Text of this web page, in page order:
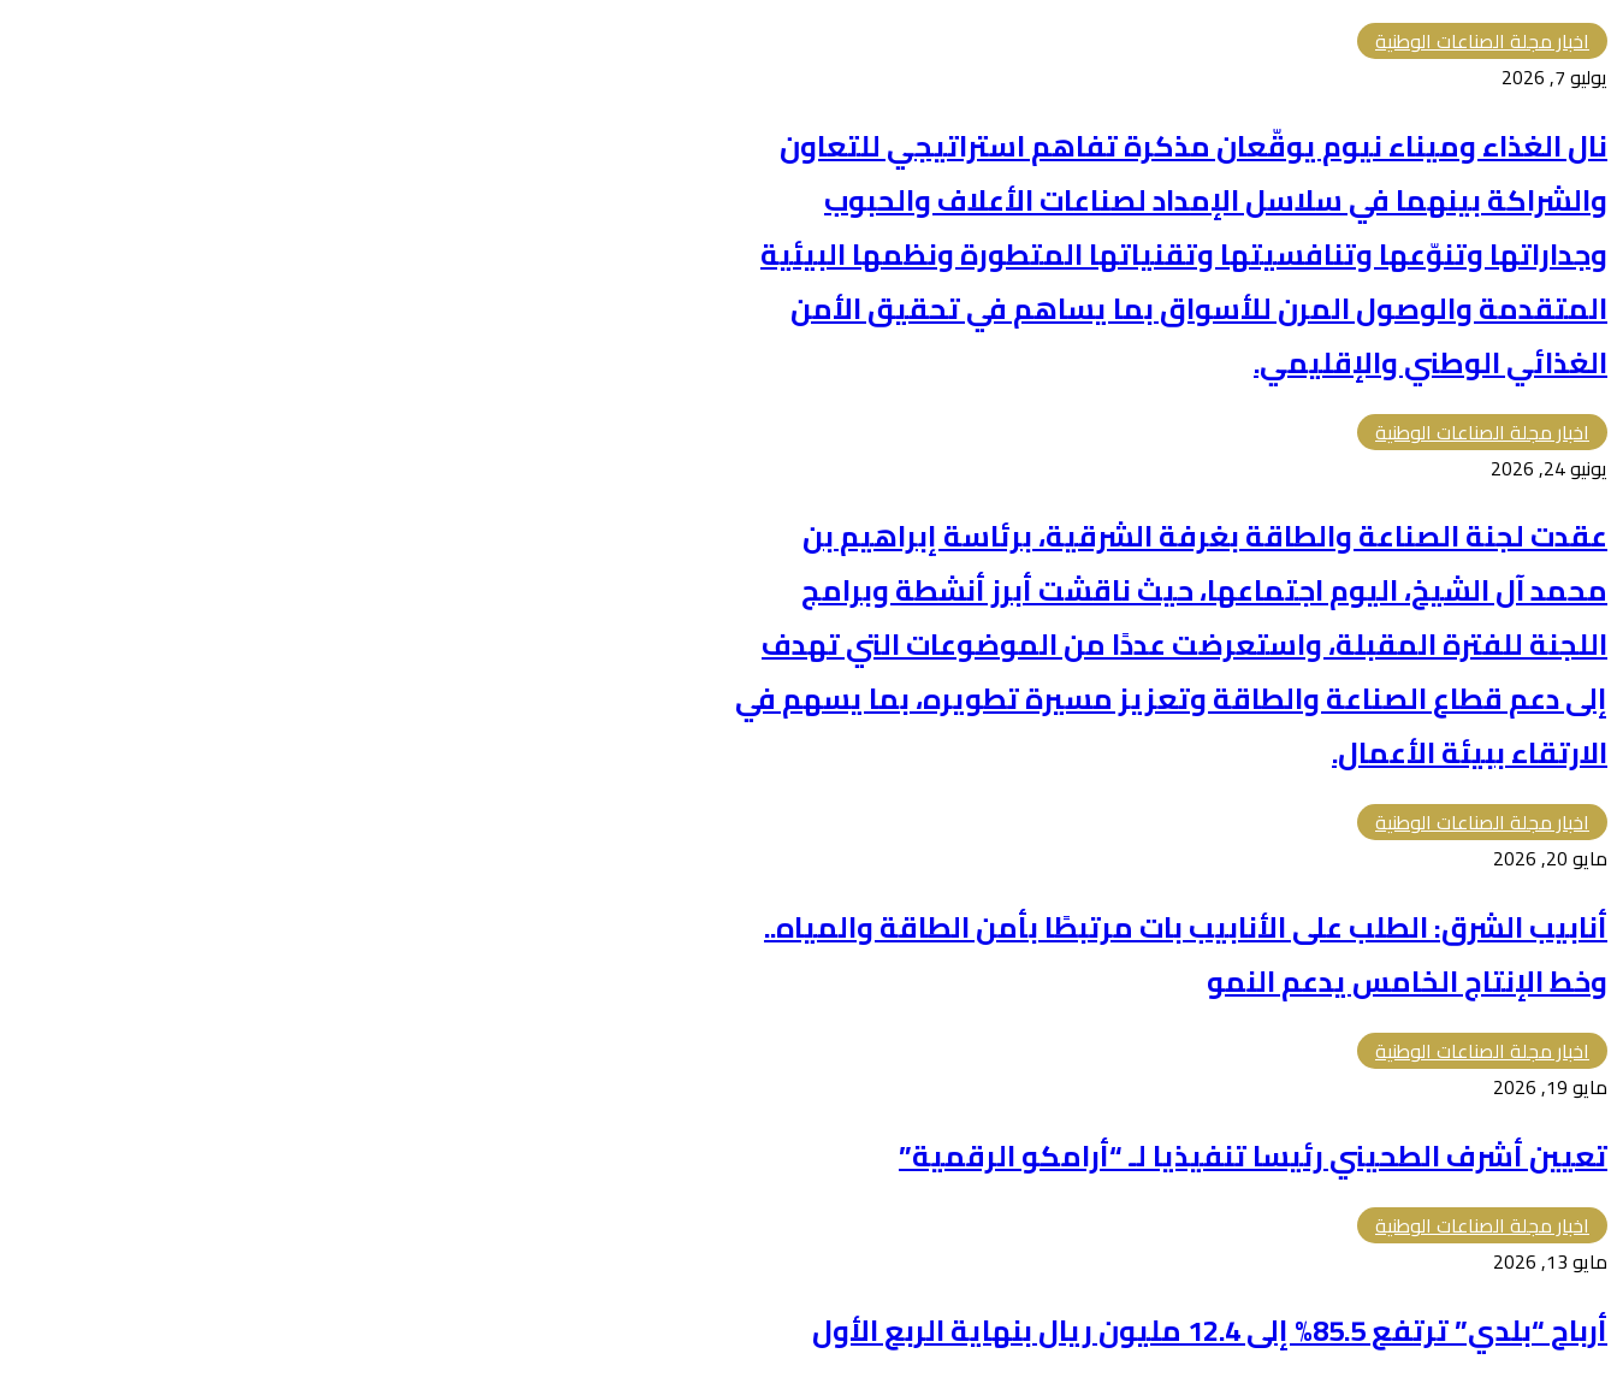
اخبار مجلة الصناعات الوطنية
يوليو 7, 2026
نال الغذاء وميناء نيوم يوقّعان مذكرة تفاهم استراتيجي للتعاون
والشراكة بينهما في سلاسل الإمداد لصناعات الأعلاف والحبوب
وجداراتها وتنوّعها وتنافسيتها وتقنياتها المتطورة ونظمها البيئية
المتقدمة والوصول المرن للأسواق بما يساهم في تحقيق الأمن
الغذائي الوطني والإقليمي.
اخبار مجلة الصناعات الوطنية
يونيو 24, 2026
عقدت لجنة الصناعة والطاقة بغرفة الشرقية، برئاسة إبراهيم بن
محمد آل الشيخ، اليوم اجتماعها، حيث ناقشت أبرز أنشطة وبرامج
اللجنة للفترة المقبلة، واستعرضت عددًا من الموضوعات التي تهدف
إلى دعم قطاع الصناعة والطاقة وتعزيز مسيرة تطويره، بما يسهم في
الارتقاء ببيئة الأعمال.
اخبار مجلة الصناعات الوطنية
مايو 20, 2026
أنابيب الشرق: الطلب على الأنابيب بات مرتبطًا بأمن الطاقة والمياه..
وخط الإنتاج الخامس يدعم النمو
اخبار مجلة الصناعات الوطنية
مايو 19, 2026
تعيين أشرف الطحيني رئيسا تنفيذيا لـ “أرامكو الرقمية”
اخبار مجلة الصناعات الوطنية
مايو 13, 2026
أرباح “بلدي” ترتفع 85.5% إلى 12.4 مليون ريال بنهاية الربع الأول